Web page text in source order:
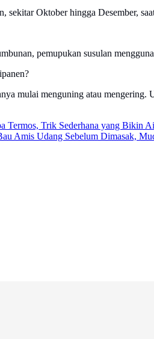
sekitar Oktober hingga Desember,
pemupukan susulan
mulai menguning atau
Termos, Trik Sederhana yang Bikin
Amis Udang Sebelum Dimasak,